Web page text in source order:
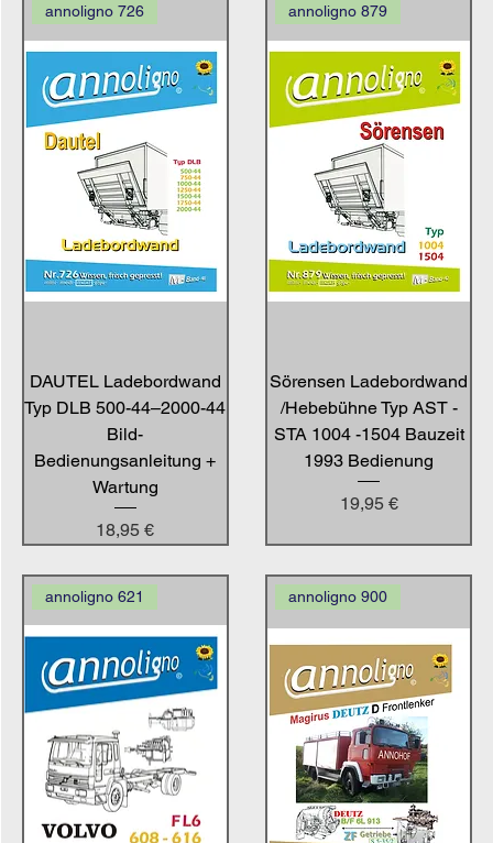
annoligno 726
DAUTEL Ladebordwand
Typ DLB 500-44–2000-44
Bild-
Bedienungsanleitung +
Wartung
Preis
18,95 €
annoligno 879
Sörensen Ladebordwand
/Hebebühne Typ AST -
STA 1004 -1504 Bauzeit
1993 Bedienung
Preis
19,95 €
annoligno 621 annoligno 900